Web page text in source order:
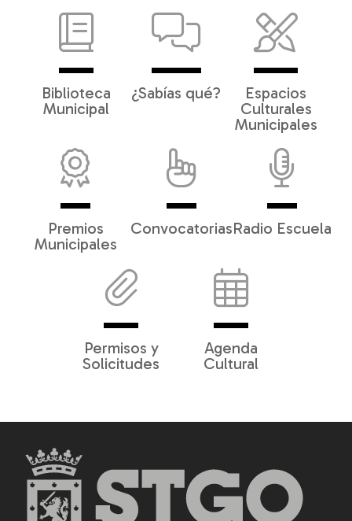
Biblioteca
Municipal
¿Sabías qué?
Espacios
Culturales
Municipales
Premios
Municipales
ConvocatoriasRadio Escuela
Permisos y
Solicitudes
Agenda
Cultural